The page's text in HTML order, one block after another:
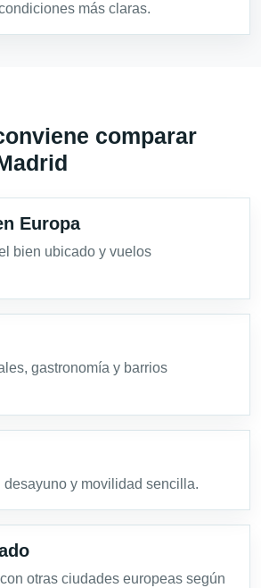
más claras.
comparar
Europa
bien ubicado y vuelos
gastronomía y barrios
desayuno y movilidad sencilla.
otras ciudades europeas según